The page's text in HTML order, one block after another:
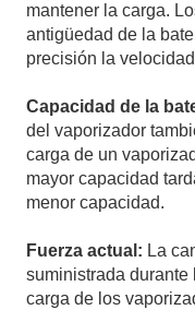
mantener la carga.
antigüedad de la
precisión la
Capacidad de la
del vaporizador
carga de un
mayor capacidad
menor capacidad.
Fuerza actual: La
suministrada
carga de los